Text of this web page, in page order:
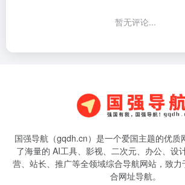
暂无评论...
国强导航（gqdh.cn）是一个爱国主题的优质
了海量的 AI工具、影视、二次元、办公、设
营、站长、推广等全领域综合导航网站，致
合网址导航。